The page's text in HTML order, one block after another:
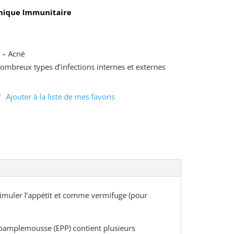
Immunitaire
Acné
types d’infections internes et externes
Ajouter à la liste de mes favoris
l’appétit et comme vermifuge (pour
(EPP) contient plusieurs